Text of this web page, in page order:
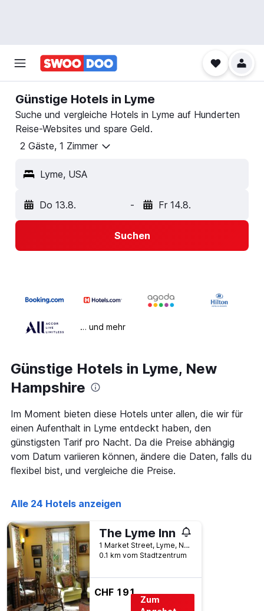
Günstige Hotels in Lyme
Suche und vergleiche Hotels in Lyme auf Hunderten
Reise-Websites und spare Geld.
2 Gäste, 1 Zimmer
Lyme, USA
Do 13.8. - Fr 14.8.
Suchen
… und mehr
Günstige Hotels in Lyme, New
Hampshire
Im Moment bieten diese Hotels unter allen, die wir für
einen Aufenthalt in Lyme entdeckt haben, den
günstigsten Tarif pro Nacht. Da die Preise abhängig
vom Datum variieren können, ändere die Daten, falls du
flexibel bist, und vergleiche die Preise.
Alle 24 Hotels anzeigen
The Lyme Inn
1 Market Street, Lyme, NH, USA
0.1 km vom Stadtzentrum
CHF 191
Zum